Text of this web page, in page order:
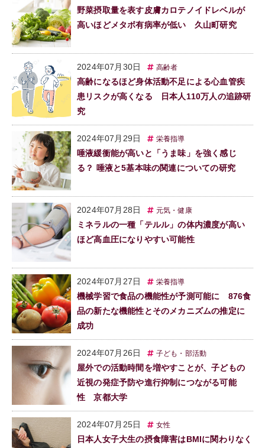
野菜摂取量を表す皮膚カロテノイドレベルが
高いほどメタボ有病率が低い 久山町研究
2024年07月30日 高齢者
高齢になるほど身体活動不足による心血管疾
患リスクが高くなる 日本人110万人の追跡研
究
2024年07月29日 栄養指導
唾液緩衝能が高いと「うま味」を強く感じ
る？ 唾液と5基本味の関連についての研究
2024年07月28日 元気・健康
ミネラルの一種「テルル」の体内濃度が高い
ほど高血圧になりやすい可能性
2024年07月27日 栄養指導
機械学習で食品の機能性が予測可能に 876食
品の新たな機能性とそのメカニズムの推定に
成功
2024年07月26日 子ども・部活動
屋外での活動時間を増やすことが、子どもの
近視の発症予防や進行抑制につながる可能
性 京都大学
2024年07月25日 女性
日本人女子大生の摂食障害はBMIに関わりなく